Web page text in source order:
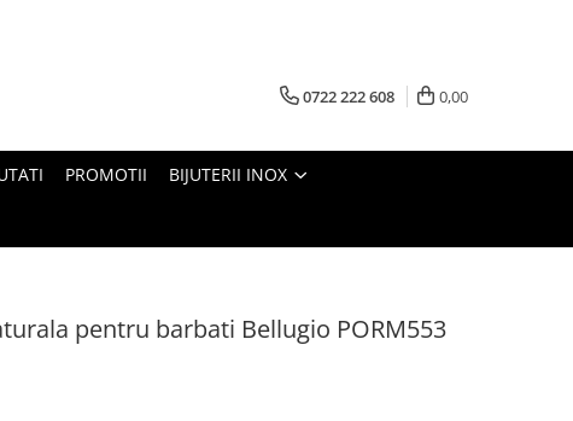
0722 222 608 0,00
PROMOTII BIJUTERII INOX
pentru barbati Bellugio PORM553